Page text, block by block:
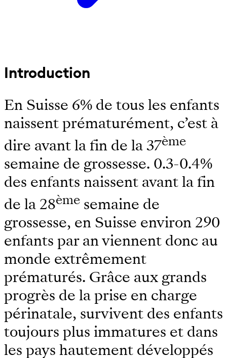
Introduction
En Suisse 6% de tous les enfants
naissent prématurément, c’est à
dire avant la fin de la 37ème
semaine de grossesse. 0.3-0.4%
des enfants naissent avant la fin
de la 28ème semaine de
grossesse, en Suisse environ 290
enfants par an viennent donc au
monde extrêmement
prématurés. Grâce aux grands
progrès de la prise en charge
périnatale, survivent des enfants
toujours plus immatures et dans
les pays hautement développés